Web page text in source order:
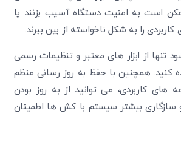
است به امنیت دستگاه آسیب بزنند یا
را به شکل ناخواسته از بین ببرند.
تنها از ابزار های معتبر و تنظیمات رسمی
کنید. همچنین با حفظ به‌ روز رسانی منظم
های کاربردی، می ‌توانید از به ‌روز بودن
سازگاری بیشتر سیستم با کش‌ ها اطمینان